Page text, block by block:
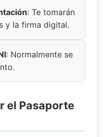
: Te tomarán
y la firma digital.
: Normalmente se
el Pasaporte